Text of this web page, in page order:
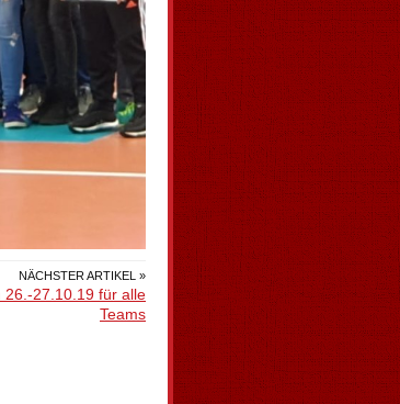
NÄCHSTER ARTIKEL »
26.-27.10.19 für alle
Teams